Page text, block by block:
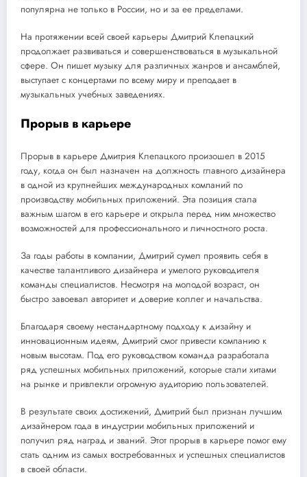
популярна не только в России, но и за ее пределами.
На протяжении всей своей карьеры Дмитрий Клепацкий
продолжает развиваться и совершенствоваться в музыкальной
сфере. Он пишет музыку для различных жанров и ансамблей,
выступает с концертами по всему миру и преподает в
музыкальных учебных заведениях.
Прорыв в карьере
Прорыв в карьере Дмитрия Клепацкого произошел в 2015
году, когда он был назначен на должность главного дизайнера
в одной из крупнейших международных компаний по
производству мобильных приложений. Эта позиция стала
важным шагом в его карьере и открыла перед ним множество
возможностей для профессионального и личностного роста.
За годы работы в компании, Дмитрий сумел проявить себя в
качестве талантливого дизайнера и умелого руководителя
команды специалистов. Несмотря на молодой возраст, он
быстро завоевал авторитет и доверие коллег и начальства.
Благодаря своему нестандартному подходу к дизайну и
инновационным идеям, Дмитрий смог привести компанию к
новым высотам. Под его руководством команда разработала
ряд успешных мобильных приложений, которые стали хитами
на рынке и привлекли огромную аудиторию пользователей.
В результате своих достижений, Дмитрий был признан лучшим
дизайнером года в индустрии мобильных приложений и
получил ряд наград и званий. Этот прорыв в карьере помог ему
стать одним из самых востребованных и успешных специалистов
в своей области.